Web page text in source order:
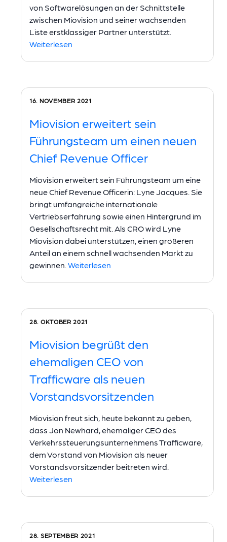
von Softwarelösungen an der Schnittstelle
zwischen Miovision und seiner wachsenden
Liste erstklassiger Partner unterstützt.
Weiterlesen
16. NOVEMBER 2021
Miovision erweitert sein
Führungsteam um einen neuen
Chief Revenue Officer
Miovision erweitert sein Führungsteam um eine
neue Chief Revenue Officerin: Lyne Jacques. Sie
bringt umfangreiche internationale
Vertriebserfahrung sowie einen Hintergrund im
Gesellschaftsrecht mit. Als CRO wird Lyne
Miovision dabei unterstützen, einen größeren
Anteil an einem schnell wachsenden Markt zu
gewinnen. Weiterlesen
28. OKTOBER 2021
Miovision begrüßt den
ehemaligen CEO von
Trafficware als neuen
Vorstandsvorsitzenden
Miovision freut sich, heute bekannt zu geben,
dass Jon Newhard, ehemaliger CEO des
Verkehrssteuerungsunternehmens Trafficware,
dem Vorstand von Miovision als neuer
Vorstandsvorsitzender beitreten wird.
Weiterlesen
28. SEPTEMBER 2021